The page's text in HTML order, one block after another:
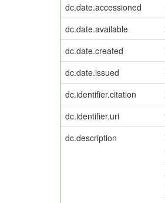
dc.date.accessioned
dc.date.available
dc.date.created
dc.date.issued
dc.identifier.citation
dc.identifier.uri
dc.description